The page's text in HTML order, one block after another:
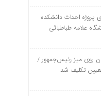
درصدی پروژه احداث دانشکده
علامه طباطبائی
روی میز رئیس‌جمهور /
تکلیف شد